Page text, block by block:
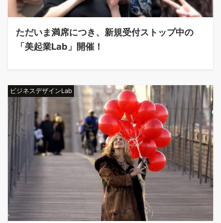
ただいま満席につき、新規受付ストップ中の
「美起業Lab」開催！
ビジネスデザインLab